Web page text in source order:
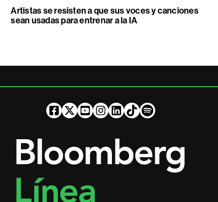
Artistas se resisten a que sus voces y canciones
sean usadas para entrenar a la IA